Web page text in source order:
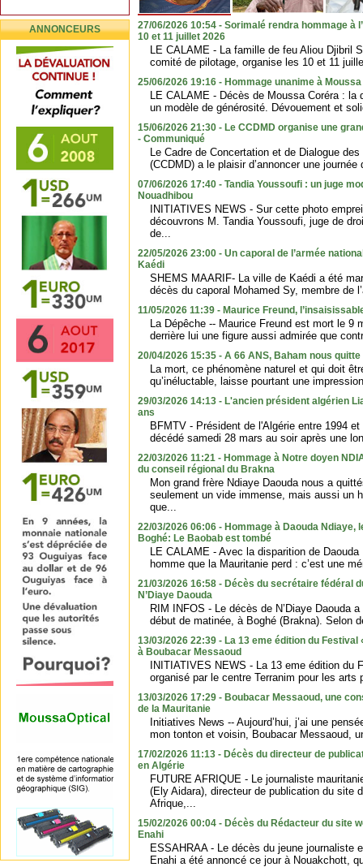
ANNONCEURS
27/06/2026 10:54 - Sorimalé rendra hommage à
10 et 11 juillet 2026
LE CALAME - La famille de feu Aliou Djibril
comité de pilotage, organise les 10 et 11
25/06/2026 19:16 - Hommage unanime à
LE CALAME - Décès de Moussa Coréra : la
un modèle de générosité. Dévouement et
15/06/2026 21:30 - Le CCDMD organise une
- Communiqué
Le Cadre de Concertation et de Dialogue
(CCDMD) a le plaisir d’annoncer une journée
07/06/2026 17:40 - Tandia Youssoufi : un juge
Nouadhibou
INITIATIVES NEWS - Sur cette photo
découvrons M. Tandia Youssoufi, juge de
de...
22/05/2026 23:00 - Un caporal de l’armée
Kaédi
SHEMS MAARIF- La ville de Kaédi a été
décès du caporal Mohamed Sy, membre de
11/05/2026 11:39 - Maurice Freund,
La Dépêche -- Maurice Freund est mort le 9
derrière lui une figure aussi admirée que
20/04/2026 15:35 - A 66 ANS, Baham nous
La mort, ce phénomène naturel et qui doit
qu’inéluctable, laisse pourtant une
29/03/2026 14:13 - L'ancien président algérien
ans
BFMTV - Président de l'Algérie entre 1994
décédé samedi 28 mars au soir après une
22/03/2026 11:21 - Hommage à Notre doyen
du conseil régional du Brakna
Mon grand frère Ndiaye Daouda nous a
seulement un vide immense, mais aussi un
que...
22/03/2026 06:06 - Hommage à Daouda Ndiaye,
Boghé: Le Baobab est tombé
LE CALAME - Avec la disparition de Daouda
homme que la Mauritanie perd : c’est une
21/03/2026 16:58 - Décès du secrétaire fédéral
N’Diaye Daouda
RIM INFOS - Le décès de N’Diaye Daouda
début de matinée, à Boghé (Brakna). Selon
13/03/2026 22:39 - La 13 eme édition du
à Boubacar Messaoud
INITIATIVES NEWS - La 13 eme édition du
organisé par le centre Terranim pour les arts
13/03/2026 17:29 - Boubacar Messaoud, une
de la Mauritanie
Initiatives News -- Aujourd’hui, j’ai une
mon tonton et voisin, Boubacar Messaoud,
17/02/2026 11:13 - Décès du directeur de
en Algérie
FUTURE AFRIQUE - Le journaliste
(Ely Aidara), directeur de publication du site
Afrique,...
15/02/2026 00:04 - Décès du Rédacteur du site
Enahi
ESSAHRAA - Le décès du jeune journaliste
Enahi a été annoncé ce jour à Nouakchott,